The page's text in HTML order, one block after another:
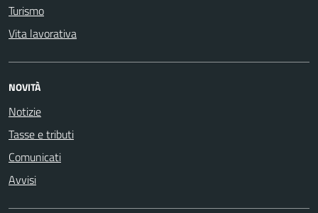
Turismo
Vita lavorativa
NOVITÀ
Notizie
Tasse e tributi
Comunicati
Avvisi